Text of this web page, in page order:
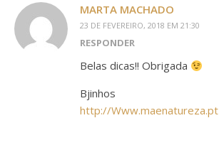
MARTA MACHADO
23 DE FEVEREIRO, 2018 EM 21:30
RESPONDER
Belas dicas!! Obrigada
Bjinhos
http://Www.maenatureza.pt